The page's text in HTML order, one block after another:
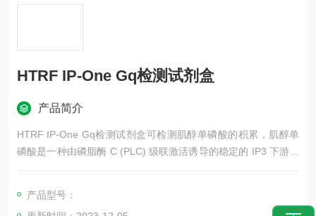
HTRF IP-One Gq检测试剂盒
产品简介
HTRF IP-One Gq检测试剂盒可检测肌醇单磷酸的积累，肌醇单
磷酸是一种由磷脂酶 C (PLC) 级联激活诱导的稳定的 IP3 下游代
谢物。
产品型号：